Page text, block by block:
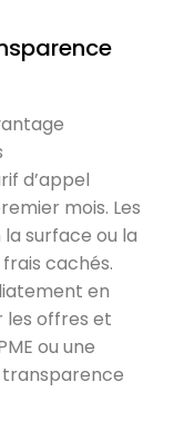
d’appel
mois. Les
surface ou la
cachés.
en
les offres et
ou une